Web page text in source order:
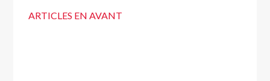
ARTICLES EN AVANT